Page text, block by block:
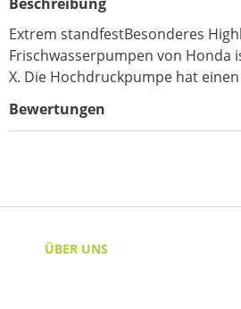
Extrem standfestBesonderes
Frischwasserpumpen von Honda
X. Die Hochdruckpumpe hat
Bewertungen
ÜBER UNS